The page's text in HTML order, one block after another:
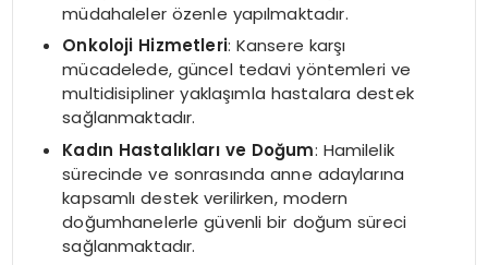
müdahaleler özenle yapılmaktadır.
Onkoloji Hizmetleri: Kansere karşı
mücadelede, güncel tedavi yöntemleri ve
multidisipliner yaklaşımla hastalara destek
sağlanmaktadır.
Kadın Hastalıkları ve Doğum: Hamilelik
sürecinde ve sonrasında anne adaylarına
kapsamlı destek verilirken, modern
doğumhanelerle güvenli bir doğum süreci
sağlanmaktadır.